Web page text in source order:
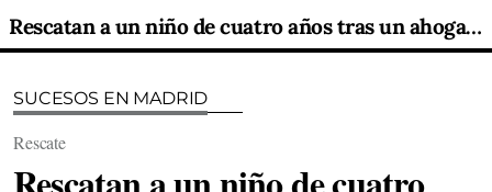
Rescatan a un niño de cuatro años tras un ahogamiento en una piscina de Mirasierra y lo trasladan a La Paz
SUCESOS EN MADRID
Rescate